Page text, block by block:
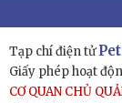
Tạp chí điện tử
Giấy phép hoạt
CƠ QUAN CHỦ